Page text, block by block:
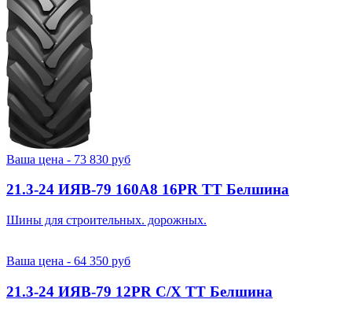
Ваша цена - 73 830 руб
21.3-24 ИЯВ-79 160A8 16PR TT Белшина
Шины для строительных. дорожных.
Ваша цена - 64 350 руб
21.3-24 ИЯВ-79 12PR С/Х TT Белшина